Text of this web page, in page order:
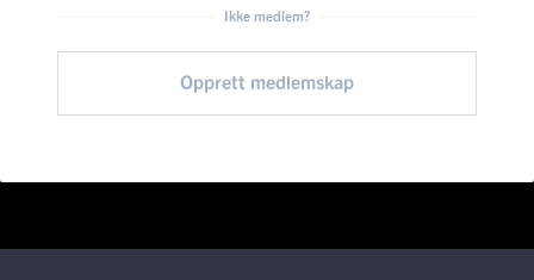
Ikke medlem?
Opprett medlemskap